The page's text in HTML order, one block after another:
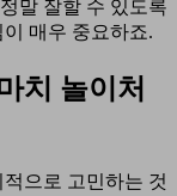
말 잘할 수 있도록
매우 중요하죠.
치 놀이처
으로 고민하는 것